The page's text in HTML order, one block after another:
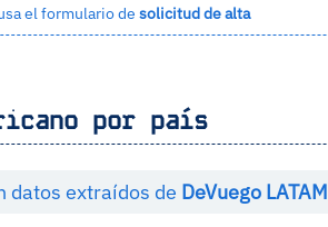
el formulario desolicitud de alta
por país
datos extraídos de DeVuego LATAM